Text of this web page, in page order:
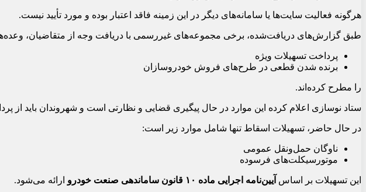
هرگونه فعالیت سایت‌ها یا سامانه‌های دیگر در این زمینه فاقد اعتبار بوده و مورد تأیید نیست.
طبق گزارش‌های دریافت‌شده، برخی مجموعه‌های غیررسمی با دریافت وجه از متقاضیان،
پرداخت تسهیلات ویژه
برنده شدن قطعی در طرح‌های فروش خودروسازان
را مطرح کرده‌اند.
ستاد نوسازی اعلام کرده این موارد در حال پیگیری قضایی و نظارتی است و شهروندان باید از
در حال حاضر، تسهیلات اسقاط تنها شامل موارد زیر است:
ناوگان حمل‌ونقل عمومی
موتورسیکلت‌های فرسوده
این تسهیلات بر اساس آیین‌نامه اجرایی ماده ۱۰ قانون ساماندهی صنعت خودرو ارائه می‌شود.